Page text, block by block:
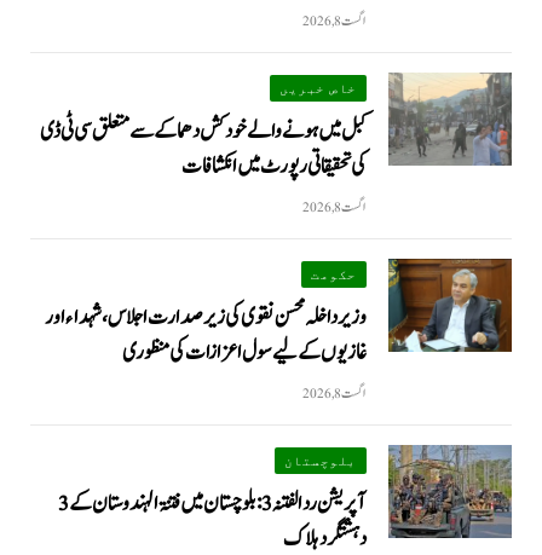
اگست 8, 2026
خاص خبریں
کبل میں ہونے والے خودکش دھماکے سے متعلق سی ٹی ڈی
کی تحقیقاتی رپورٹ میں انکشافات
اگست 8, 2026
حکومت
وزیرداخلہ محسن نقوی کی زیر صدارت اجلاس، شہداء اور
غازیوں کے لیے سول اعزازات کی منظوری
اگست 8, 2026
بلوچستان
آپریشن رد الفتنہ 3: بلوچستان میں فتنۃ الہندوستان کے 3
دہشتگرد ہلاک